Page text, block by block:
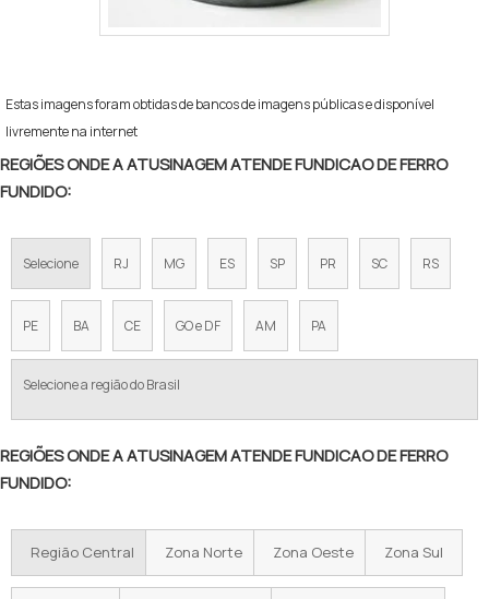
Estas imagens foram obtidas de bancos de imagens públicas e disponível
livremente na internet
REGIÕES ONDE A ATUSINAGEM ATENDE FUNDICAO DE FERRO
FUNDIDO:
Selecione RJ MG ES SP PR SC RS
PE BA CE GO e DF AM PA
Selecione a região do Brasil
REGIÕES ONDE A ATUSINAGEM ATENDE FUNDICAO DE FERRO
FUNDIDO:
Região Central Zona Norte Zona Oeste Zona Sul